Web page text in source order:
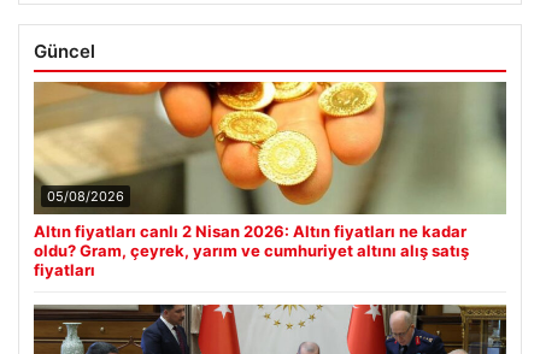
Güncel
05/08/2026
Altın fiyatları canlı 2 Nisan 2026: Altın fiyatları ne kadar
oldu? Gram, çeyrek, yarım ve cumhuriyet altını alış satış
fiyatları